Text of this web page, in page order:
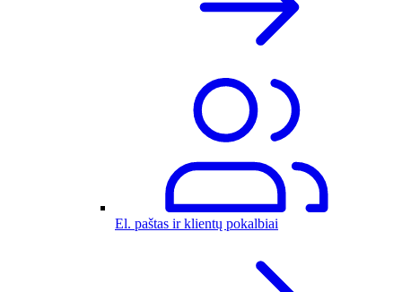
El. paštas ir klientų pokalbiai